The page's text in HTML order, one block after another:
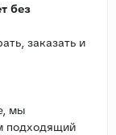
без
заказать и
мы
подходящий